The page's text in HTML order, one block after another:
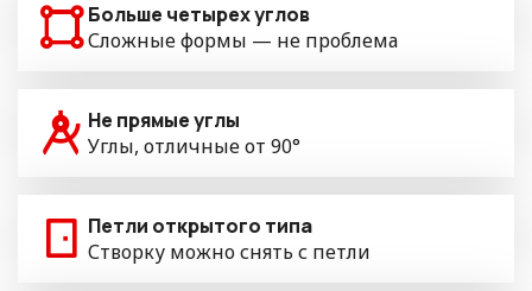
Больше четырех углов
Сложные формы — не проблема
Не прямые углы
Углы, отличные от 90°
Петли открытого типа
Створку можно снять с петли